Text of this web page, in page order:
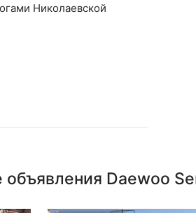
Николаевской
Daewoo